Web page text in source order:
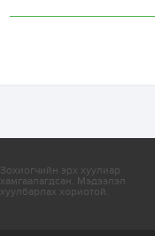
Зохиогчийн эрх хуулиар
хамгаалагдсан. Мэдээлэл
хуулбарлах хориотой.